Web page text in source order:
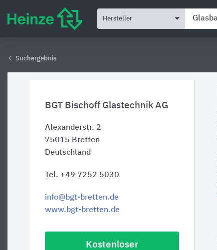
Hersteller
Suchergebnis
BGT Bischoff Glastechnik AG
Alexanderstr. 2
75015 Bretten
Deutschland
Tel. +49 7252 5030
info@bgt-bretten.de
www.bgt-bretten.de
Kostenloser